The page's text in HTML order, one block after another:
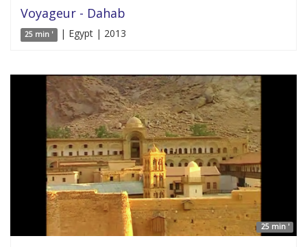
Voyageur - Dahab
25 min ' | Egypt | 2013
25 min '